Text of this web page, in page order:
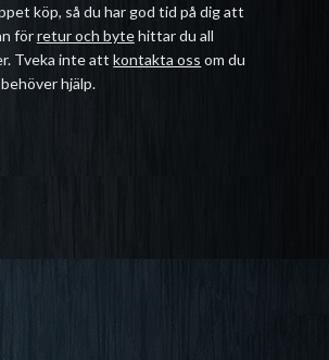
köp, så du har god tid på dig att
förretur och bytehittar du all
Tveka inte attkontakta oss om du
behöver hjälp.